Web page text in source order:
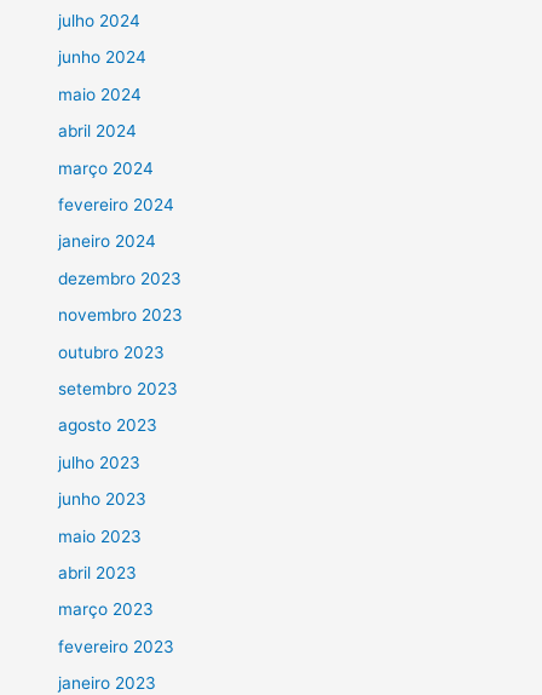
julho 2024
junho 2024
maio 2024
abril 2024
março 2024
fevereiro 2024
janeiro 2024
dezembro 2023
novembro 2023
outubro 2023
setembro 2023
agosto 2023
julho 2023
junho 2023
maio 2023
abril 2023
março 2023
fevereiro 2023
janeiro 2023